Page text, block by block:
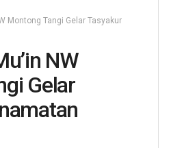
Montong Tangi Gelar Tasyakur
NW
Gelar